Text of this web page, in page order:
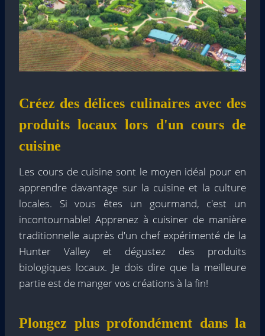
Créez des délices culinaires avec des
produits locaux lors d'un cours de
cuisine
Les cours de cuisine sont le moyen idéal pour en
apprendre davantage sur la cuisine et la culture
locales. Si vous êtes un gourmand, c'est un
incontournable! Apprenez à cuisiner de manière
traditionnelle auprès d'un chef expérimenté de la
Hunter Valley et dégustez des produits
biologiques locaux. Je dois dire que la meilleure
partie est de manger vos créations à la fin!
Plongez plus profondément dans la